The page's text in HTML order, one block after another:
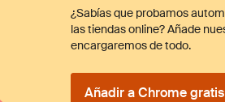
¿Sabías que probamos
las tiendas online? Añade
encargaremos de todo.
Añadir a Chrome gratis